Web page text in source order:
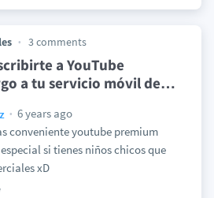
3 comments
a YouTube
a tu servicio móvil de…
6 years ago
conveniente youtube premium
si tienes niños chicos que
xD